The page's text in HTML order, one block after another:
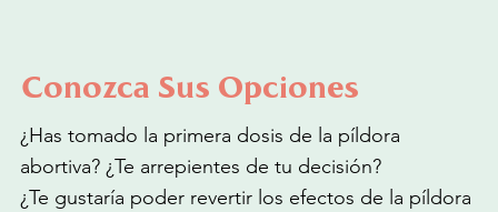
Conozca Sus Opciones
¿Has tomado la primera dosis de la píldora
abortiva? ¿Te arrepientes de tu decisión?
¿Te gustaría poder revertir los efectos de la píldora